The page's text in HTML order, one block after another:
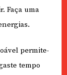
Faça uma
permite-
tempo